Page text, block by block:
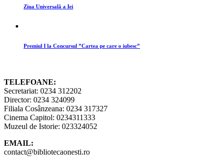
Ziua Universală a Iei
Premiul I la Concursul ”Cartea pe care o iubesc”
TELEFOANE:
Secretariat: 0234 312202
Director: 0234 324099
Filiala Cosânzeana: 0234 317327
Cinema Capitol: 0234311333
Muzeul de Istorie: 023324052
EMAIL:
contact@bibliotecaonesti.ro